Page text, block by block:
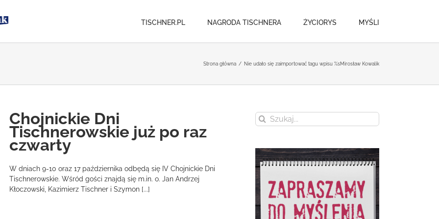
TISCHNER.PL NAGRODA TISCHNERA ŻYCIORYS MYŚLI
Strona główna / Nie udało się zaimportować tagu wpisu %sMirosław Kowalik
Chojnickie Dni
Tischnerowskie już po raz
czwarty
W dniach 9-10 oraz 17 października odbędą się IV Chojnickie Dni
Tischnerowskie. Wśród gości znajdą się m.in. o. Jan Andrzej
Kłoczowski, Kazimierz Tischner i Szymon [...]
Szukaj